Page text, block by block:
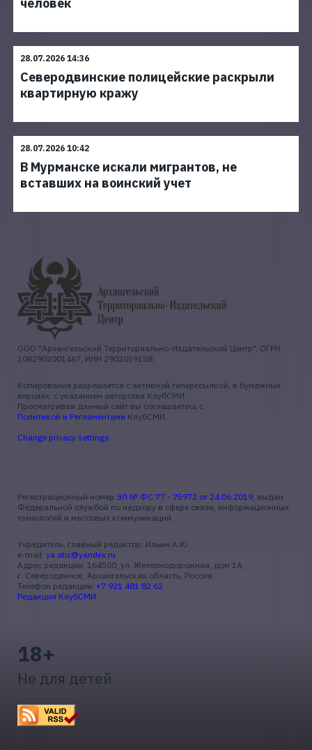
28.07.2026 14:36
Северодвинские полицейские раскрыли
квартирную кражу
28.07.2026 10:42
В Мурманске искали мигрантов, не
вставших на воинский учет
ООО "Архангельский Территориально-Издательский Центр", ОГРН
1082902001467, ИНН 2902059158.
Копирование разрешается с активной гиперссылкой, в бумажных
версиях: с указанием авторства КлубСМИ.
Просматривая данный сайт вы соглашаетесь с
Политикой и Регламентами КлубСМИ.
Change privacy settings
Регистрационный номер ЭЛ № ФС 77 - 75972 от 24.06.2019, выдан
Федеральной службой по надзору в сфере связи, информационных
технологий и массовых коммуникаций.
Учредитель, главный редактор: Ильин А.Ю.
e-mail: ya.atic@yandex.ru
Адрес редакции: 164500, ул. Железнодорожная, дом 1А,
г. Северодвинск, Архангельская область, Россия
Телефон редакции: +7 921 481 82 62
Редакция КлубСМИ
18+
Не для детей